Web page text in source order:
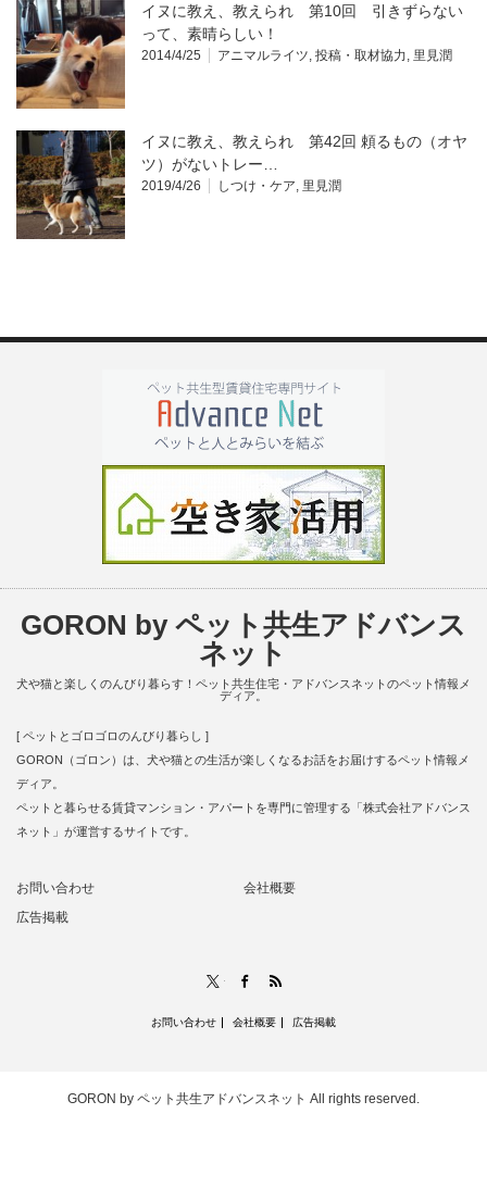
イヌに教え、教えられ 第10回 引きずらない
って、素晴らしい！
2014/4/25 アニマルライツ 投稿・取材協力 里見潤
イヌに教え、教えられ 第42回 頼るもの（オヤ
ツ）がないトレー…
2019/4/26 しつけ・ケア 里見潤
GORON by ペット共生アドバンス
ネット
犬や猫と楽しくのんびり暮らす！ペット共生住宅・アドバンスネットのペット情報メ
ディア。
[ ペットとゴロゴロのんびり暮らし ]
GORON（ゴロン）は、犬や猫との生活が楽しくなるお話をお届けするペット情報メ
ディア。
ペットと暮らせる賃貸マンション・アパートを専門に管理する「株式会社アドバンス
ネット」が運営するサイトです。
お問い合わせ
会社概要
広告掲載
Facebook
お問い合わせ 会社概要 広告掲載
GORON by ペット共生アドバンスネット All rights reserved.